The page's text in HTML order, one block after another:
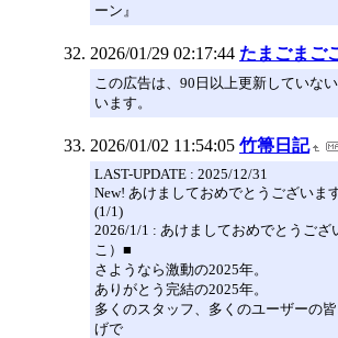
ーン』
2026/01/29 02:17:44 たまごまご
この広告は、90日以上更新していな
います。
2026/01/02 11:54:05 竹箒日記
LAST-UPDATE : 2025/12/31
New! あけましておめでとうございま
(1/1)
2026/1/1 : あけましておめでとうござ
こ）■
さようなら激動の2025年。
ありがとう完結の2025年。
多くのスタッフ、多くのユーザーの
げで